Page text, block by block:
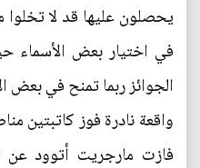
يحصلون عليها قد لا
في اختيار بعض الأسماء
الجوائز ربما تمنح في بعض
واقعة نادرة فوز كاتبتين
فازت مارجريت أتوود عن